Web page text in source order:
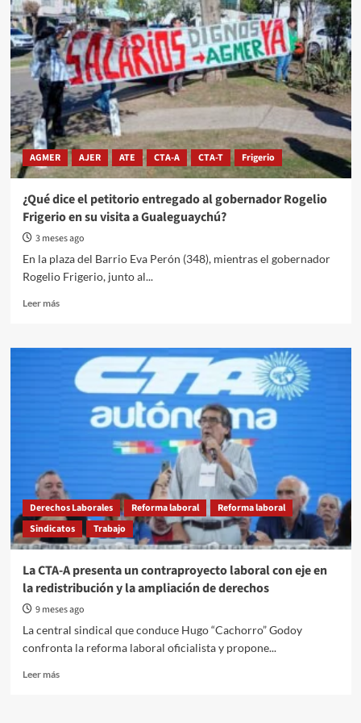
AGMER AJER ATE CTA-A CTA-T Frigerio
¿Qué dice el petitorio entregado al gobernador Rogelio
Frigerio en su visita a Gualeguaychú?
3 meses ago
En la plaza del Barrio Eva Perón (348), mientras el gobernador
Rogelio Frigerio, junto al...
Leer másRead
¿Qué
petitorio
entregado
en
su
visita
a
Gualeguaychú?
Derechos Laborales Reforma laboral
Reforma laboral
Sindicatos
Trabajo
La CTA-A presenta un contraproyecto laboral con eje en
la redistribución y la ampliación de derechos
9 meses ago
La central sindical que conduce Hugo “Cachorro” Godoy
confronta la reforma laboral oficialista y propone...
Leer másRead